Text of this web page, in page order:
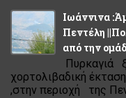
Ιωάννινα
Πεντέλη
από την
Πυρκαγιά
χορτολιβαδική
,στην περιοχή της